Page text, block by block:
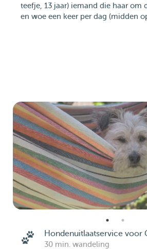
teefje, 13 jaar) iemand die haar om
en woe een keer per dag (midden
Hondenuitlaatservice voor
30 min. wandeling